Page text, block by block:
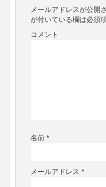
メールアドレスが公開
が付いている欄は必須
コメント
名前 *
メールアドレス *